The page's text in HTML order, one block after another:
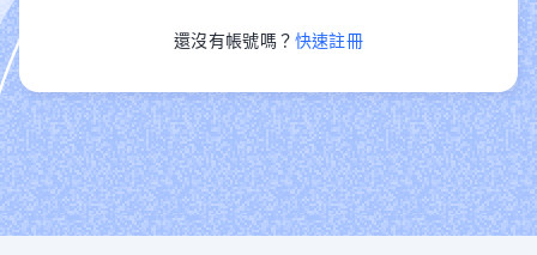
還沒有帳號嗎？ 快速註冊